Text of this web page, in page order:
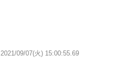
2021/09/07(火) 15:00:55.69